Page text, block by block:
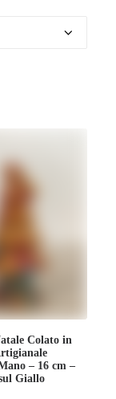
Colato in
– 16 cm –
Giallo